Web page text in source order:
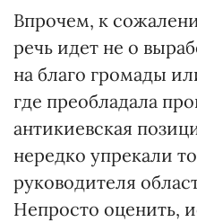
Впрочем, к
речь идет не о
на благо громады
где преобладала
антикиевская
нередко упрекали
руководителя
Непросто оценить,